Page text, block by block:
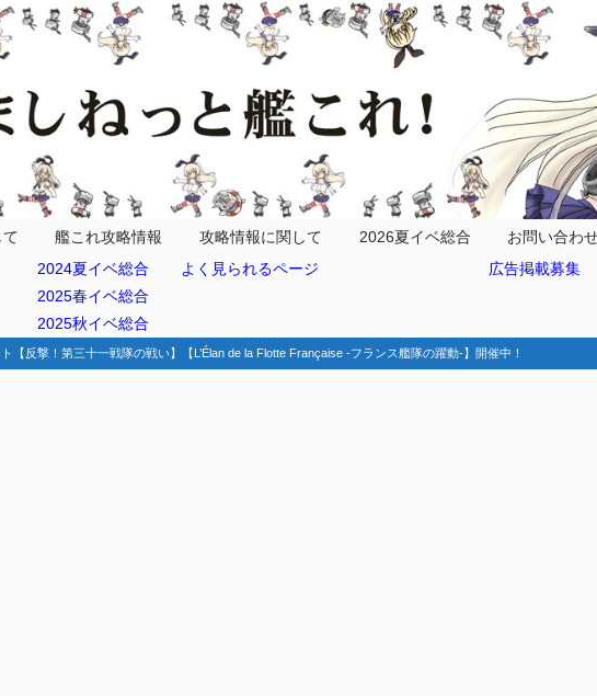
艦これ攻略情報
2024夏イベ総合
2025春イベ総合
2025秋イベ総合
攻略情報に関して
よく見られるページ
2026夏イベ総合
お問い合わ
広告掲載募集
【反撃！第三十一戦隊の戦い】【L’Élan de la Flotte Française -フランス艦隊の躍動-】開催中！